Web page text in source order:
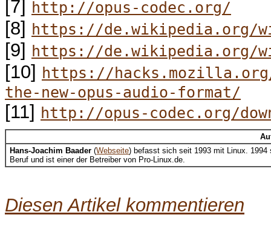
[7] http://opus-codec.org/
[8] https://de.wikipedia.org/
[9] https://de.wikipedia.org/
[10] https://
the-new-opus-audio-format/
[11] http://opus-codec.org/
Hans-Joachim Baader (Webseite) befasst sich seit 1993 mit Linux.
Beruf und ist einer der Betreiber von Pro-Linux.de.
Diesen Artikel kommentieren